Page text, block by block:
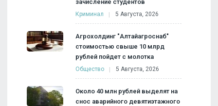
зачисление студентов
Криминал 5 Августа, 2026
Агрохолдинг "Алтайагроснаб"
стоимостью свыше 10 млрд
рублей пойдет с молотка
Общество 5 Августа, 2026
Около 40 млн рублей выделят на
снос аварийного девятиэтажного